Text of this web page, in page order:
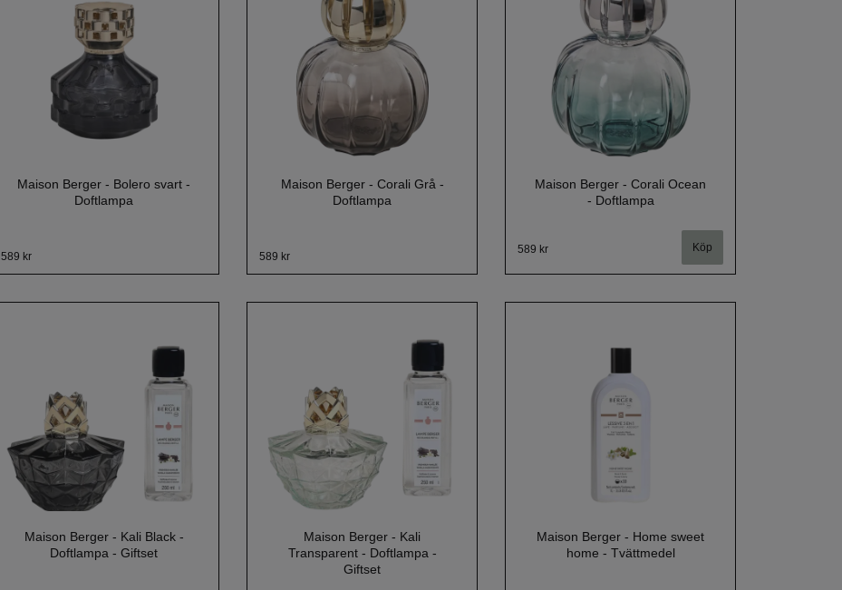
Maison Berger - Bolero svart -
Doftlampa
589 kr
Maison Berger - Corali Grå -
Doftlampa
589 kr
Maison Berger - Corali Ocean
- Doftlampa
589 kr
Maison Berger - Kali Black -
Doftlampa - Giftset
Maison Berger - Kali
Transparent - Doftlampa -
Giftset
Maison Berger - Home sweet
home - Tvättmedel